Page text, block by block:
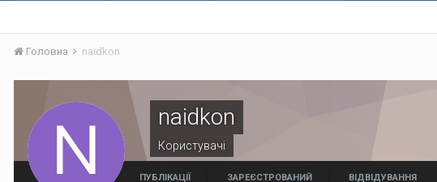
Головна naidkon
naidkon
Користувачі
ПУБЛІКАЦІЇ ЗАРЕЄСТРОВАНИЙ ВІДВІДУВАННЯ